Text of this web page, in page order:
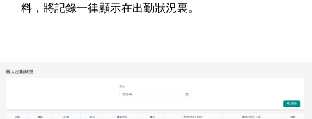
料，將記錄一律顯示在出勤狀況裏。